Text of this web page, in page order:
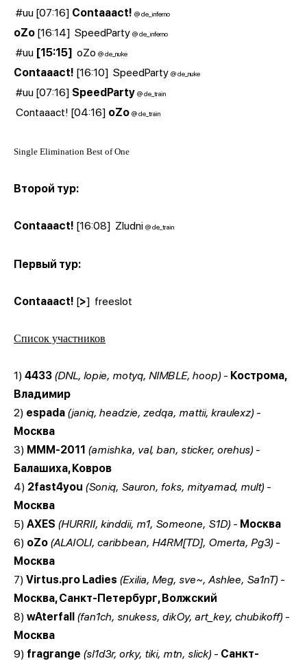
#uu [07:16] Contaaact! @ de_inferno
oZo [16:14] SpeedParty @ de_inferno
#uu [15:15] oZo @ de_nuke
Contaaact! [16:10] SpeedParty @ de_nuke
#uu [07:16] SpeedParty @ de_train
Contaaact! [04:16] oZo @ de_train
Single Elimination Best of One
Второй тур:
Contaaact! [16:08] Zludni @ de_train
Первый тур:
Contaaact! [>] freeslot
Список участников
1) 4433 (DNL, lopie, motyq, NIMBLE, hoop) - Кострома,
Владимир
2) espada (janiq, headzie, zedqa, mattii, kraulexz) -
Москва
3) MMM-2011 (amishka, val, ban, sticker, orehus) -
Балашиха, Ковров
4) 2fast4you (Soniq, Sauron, foks, mityamad, mult) -
Москва
5) AXES (HURRII, kinddii, m1, Someone, S1D) - Москва
6) oZo (ALAIOLI, caribbean, H4RM[TD], Omerta, Pg3) -
Москва
7) Virtus.pro Ladies (Exilia, Meg, sve~, Ashlee, Sa1nT) -
Москва, Санкт-Петербург, Волжский
8) wAterfall (fan1ch, snukess, dikOy, art_key, chubikoff) -
Москва
9) fragrange (sl1d3r, orky, tiki, mtn, slick) - Санкт-